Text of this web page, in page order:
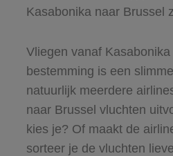
Kasabonika naar Brussel
Vliegen vanaf
bestemming is een
natuurlijk meerdere
naar Brussel vluchten
kies je? Of maakt de
sorteer je de vluchten